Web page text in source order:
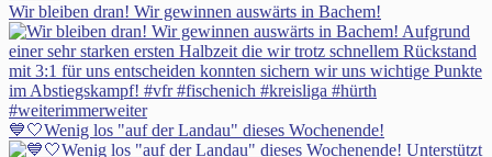
Wir bleiben dran! Wir gewinnen auswärts in Bachem!
💙🤍Wenig los "auf der Landau" dieses Wochenende!